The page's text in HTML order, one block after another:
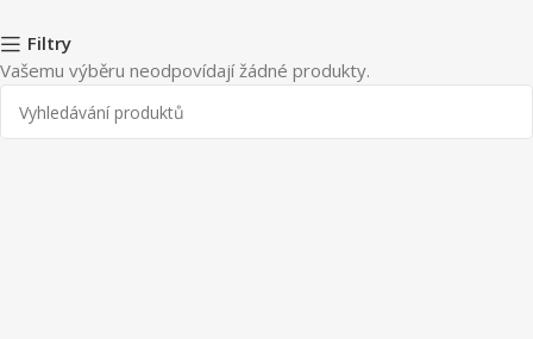
Filtry
Vašemu výběru neodpovídají žádné produkty.